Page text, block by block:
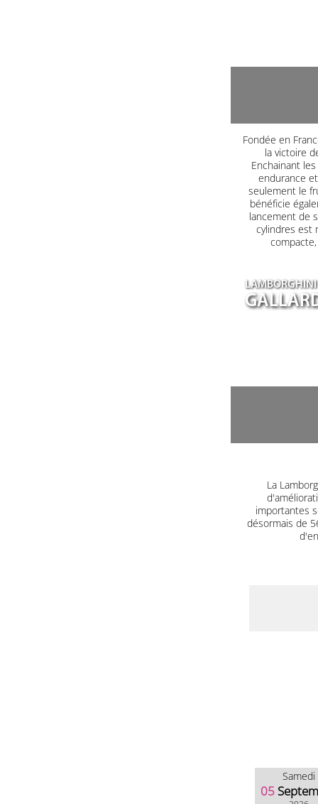
Fondée en
la victoire
Enchainant
endurance
seulement le
bénéficie
lancement de
cylindres est
LAMBORGHINI
La
importantes
désormais de
Samedi
05